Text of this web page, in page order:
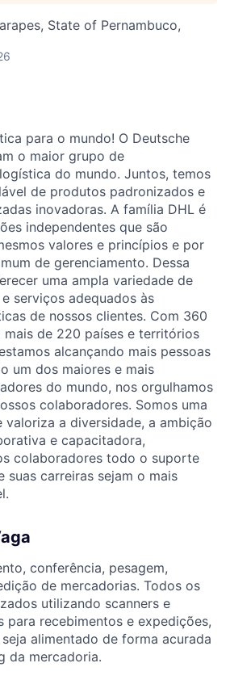
State of Pernambuco,
para o mundo! O Deutsche
o maior grupo de
do mundo. Juntos, temos
de produtos padronizados e
inovadoras. A família DHL é
independentes que são
valores e princípios e por
de gerenciamento. Dessa
uma ampla variedade de
serviços adequados às
de nossos clientes. Com 360
mais de 220 países e territórios
alcançando mais pessoas
um dos maiores e mais
do mundo, nos orgulhamos
colaboradores. Somos uma
valoriza a diversidade, a ambição
e capacitadora,
colaboradores todo o suporte
suas carreiras sejam o mais
conferência, pesagem,
de mercadorias. Todos os
utilizando scanners e
para recebimentos e expedições,
alimentado de forma acurada
da mercadoria.